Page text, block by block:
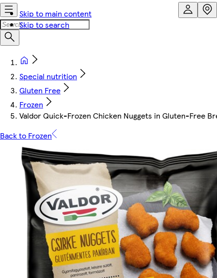
Skip to main content
Skip to search
Special nutrition
Gluten Free
Frozen
Valdor Quick-Frozen Chicken Nuggets in Gluten-Free
Back to Frozen